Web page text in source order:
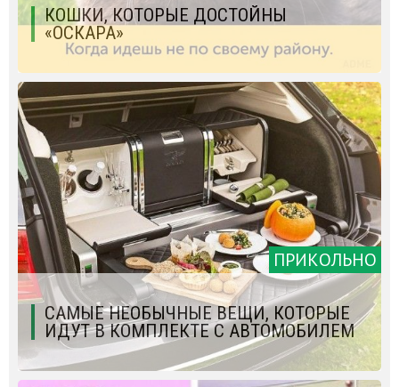
КОШКИ, КОТОРЫЕ ДОСТОЙНЫ
«ОСКАРА»
ПРИКОЛЬНО
САМЫЕ НЕОБЫЧНЫЕ ВЕЩИ, КОТОРЫЕ
ИДУТ В КОМПЛЕКТЕ С АВТОМОБИЛЕМ